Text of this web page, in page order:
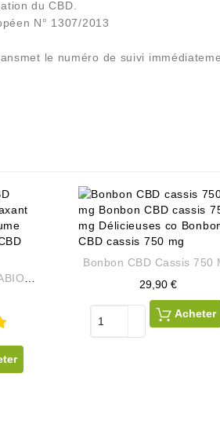
du CBD.
N° 1307/2013
le numéro de suivi
Bonbon CBD Cassis 750
29,90 €Prix
Acheter